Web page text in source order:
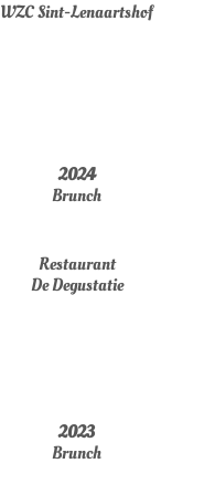
2023
Brunch
2024
Brunch
​Restaurant
De Degustatie
WZC Sint-Lenaartshof